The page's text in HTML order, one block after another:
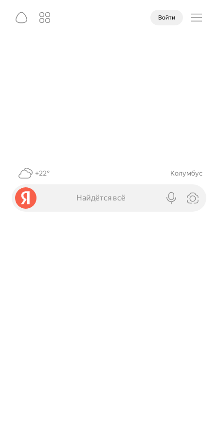
Войти
+22° Колумбус
Найдётся всё